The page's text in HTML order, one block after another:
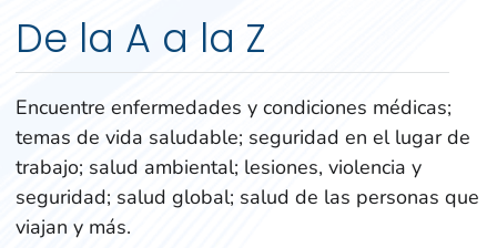
De la A a la Z
Encuentre enfermedades y condiciones médicas;
temas de vida saludable; seguridad en el lugar de
trabajo; salud ambiental; lesiones, violencia y
seguridad; salud global; salud de las personas que
viajan y más.